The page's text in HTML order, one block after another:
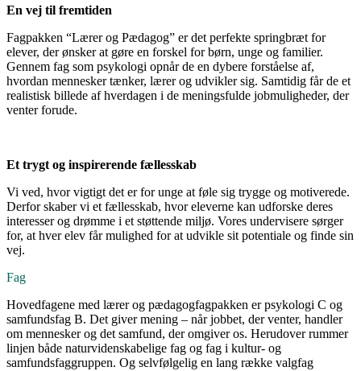
En vej til fremtiden
Fagpakken “Lærer og Pædagog” er det perfekte springbræt for
elever, der ønsker at gøre en forskel for børn, unge og familier.
Gennem fag som psykologi opnår de en dybere forståelse af,
hvordan mennesker tænker, lærer og udvikler sig. Samtidig får de et
realistisk billede af hverdagen i de meningsfulde jobmuligheder, der
venter forude.
Et trygt og inspirerende fællesskab
Vi ved, hvor vigtigt det er for unge at føle sig trygge og motiverede.
Derfor skaber vi et fællesskab, hvor eleverne kan udforske deres
interesser og drømme i et støttende miljø. Vores undervisere sørger
for, at hver elev får mulighed for at udvikle sit potentiale og finde sin
vej.
Fag
Hovedfagene med lærer og pædagogfagpakken er psykologi C og
samfundsfag B. Det giver mening – når jobbet, der venter, handler
om mennesker og det samfund, der omgiver os. Herudover rummer
linjen både naturvidenskabelige fag og fag i kultur- og
samfundsfaggruppen. Og selvfølgelig en lang række valgfag